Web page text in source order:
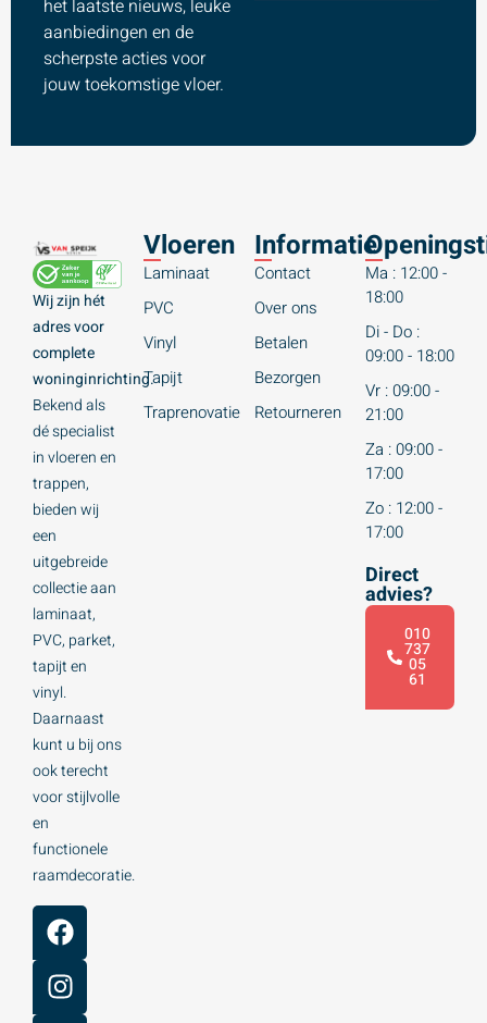
het laatste nieuws, leuke
aanbiedingen en de
scherpste acties voor
jouw toekomstige vloer.
Wij zijn hét
adres voor
complete
woninginrichting.
Bekend als
dé specialist
in vloeren en
trappen,
bieden wij
een
uitgebreide
collectie aan
laminaat,
PVC, parket,
tapijt en
vinyl.
Daarnaast
kunt u bij ons
ook terecht
voor stijlvolle
en
functionele
raamdecoratie.
Vloeren
Laminaat
PVC
Vinyl
Tapijt
Traprenovatie
Informatie
Contact
Over ons
Betalen
Bezorgen
Retourneren
Ma : 12:00 -
18:00
Di - Do :
09:00 - 18:00
Vr : 09:00 -
21:00
Za : 09:00 -
17:00
Zo : 12:00 -
17:00
Direct
advies?
010
737
05
61